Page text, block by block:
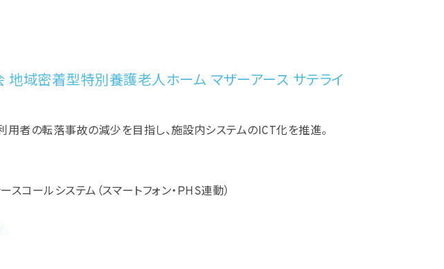
域密着型特別養護老人ホーム マザーアース サテライ
者の転落事故の減少を目指し、施設内システムのICT化を推進。
コールシステム（スマートフォン・PHS連動）